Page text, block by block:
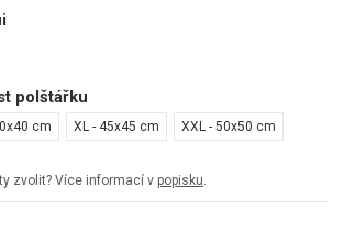
polštářku
cm XL - 45x45 cm XXL - 50x50 cm
zvolit? Více informací v popisku